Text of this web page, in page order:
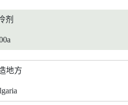
剂
地方